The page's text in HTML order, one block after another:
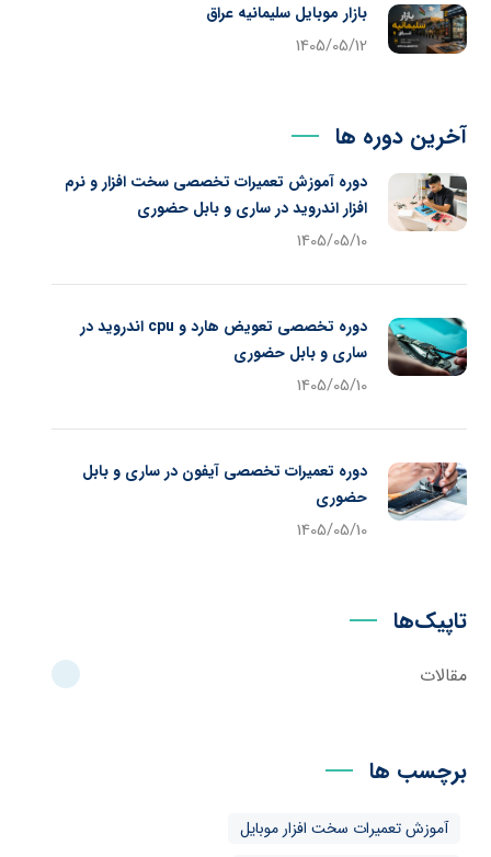
بازار موبایل سلیمانیه عراق
1405/05/12
آخرین دوره ها
دوره آموزش تعمیرات تخصصی سخت افزار و نرم
افزار اندروید در ساری و بابل حضوری
1405/05/10
دوره تخصصی تعویض هارد و cpu اندروید در
ساری و بابل حضوری
1405/05/10
دوره تعمیرات تخصصی آیفون در ساری و بابل
حضوری
1405/05/10
تاپیک‌ها
مقالات
برچسب ها
آموزش تعمیرات سخت افزار موبایل